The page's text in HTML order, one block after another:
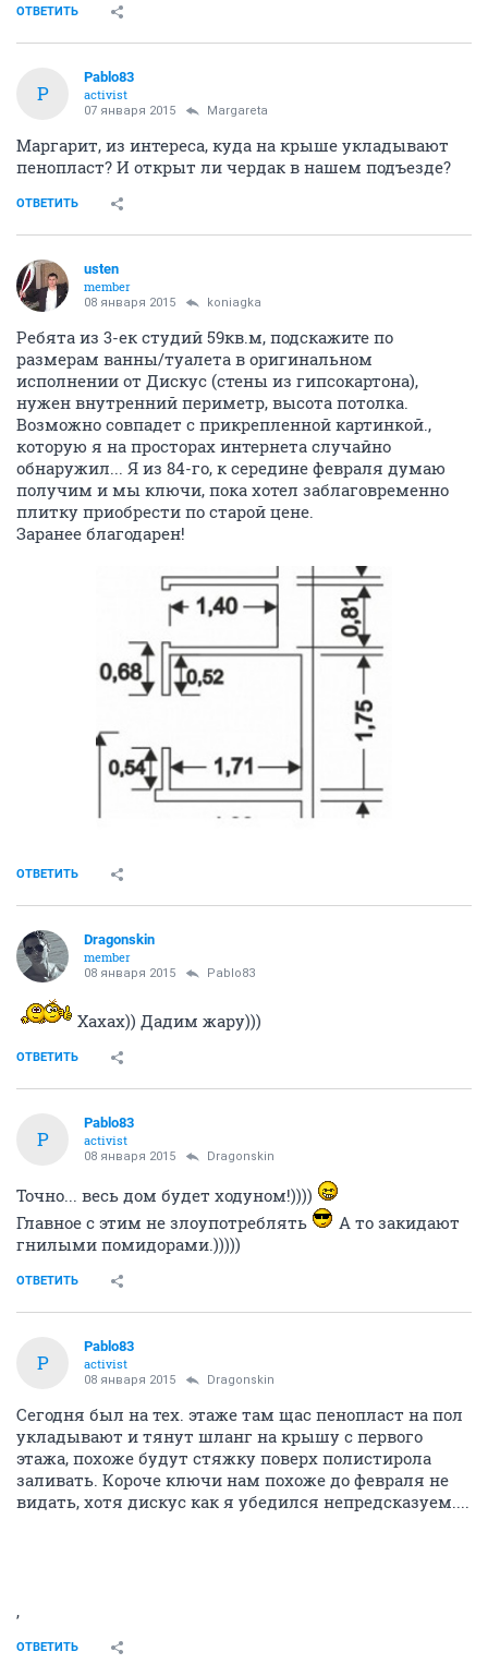
ОТВЕТИТЬ
P
Pablo83
activist
07 января 2015 Margareta
Маргарит, из интереса, куда на крыше укладывают
пенопласт? И открыт ли чердак в нашем подъезде?
ОТВЕТИТЬ
usten
member
08 января 2015 koniagka
Ребята из 3-ек студий 59кв.м, подскажите по
размерам ванны/туалета в оригинальном
исполнении от Дискус (стены из гипсокартона),
нужен внутренний периметр, высота потолка.
Возможно совпадет с прикрепленной картинкой.,
которую я на просторах интернета случайно
обнаружил... Я из 84-го, к середине февраля думаю
получим и мы ключи, пока хотел заблаговременно
плитку приобрести по старой цене.
Заранее благодарен!
ОТВЕТИТЬ
Dragonskin
member
08 января 2015 Pablo83
Хахах)) Дадим жару)))
ОТВЕТИТЬ
P
Pablo83
activist
08 января 2015 Dragonskin
Точно... весь дом будет ходуном!))))
Главное с этим не злоупотреблять
А то закидают
гнилыми помидорами.)))))
ОТВЕТИТЬ
P
Pablo83
activist
08 января 2015 Dragonskin
Сегодня был на тех. этаже там щас пенопласт на пол
укладывают и тянут шланг на крышу с первого
этажа, похоже будут стяжку поверх полистирола
заливать. Короче ключи нам похоже до февраля не
видать, хотя дискус как я убедился непредсказуем....
,
ОТВЕТИТЬ